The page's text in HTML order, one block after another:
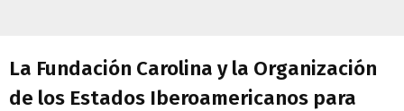
La Fundación Carolina y la Organización
de los Estados Iberoamericanos para